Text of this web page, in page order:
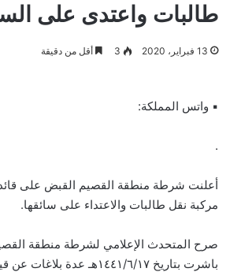
طالبات واعتدى على
13 فبراير، 2020 3 أقل من دقيقة
▪︎ واتس المملكة:
.
أعلنت شرطة منطقة القصيم القبض على
مركبة نقل طالبات والاعتداء على سائقها.
صرح المتحدث الإعلامي لشرطة منطقة
باشرت بتاريخ ١٤٤١/٦/١٧هـ عدة